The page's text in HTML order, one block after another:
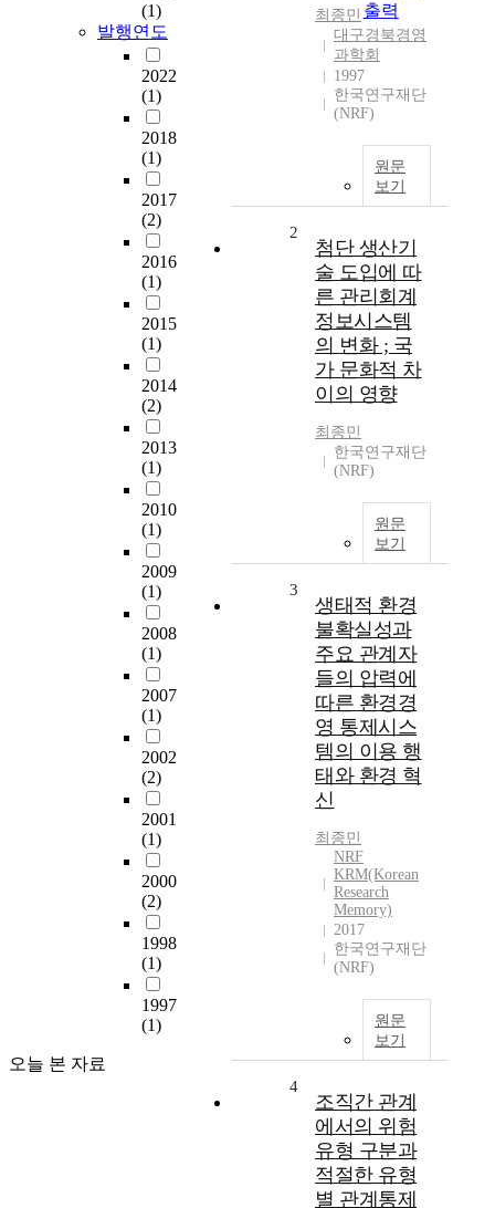
(1)
발행연도
2022
(1)
2018
(1)
2017
(2)
2016
(1)
2015
(1)
2014
(2)
2013
(1)
2010
(1)
2009
(1)
2008
(1)
2007
(1)
2002
(2)
2001
(1)
2000
(2)
1998
(1)
1997
(1)
오늘 본 자료
출력
최종민
대구경북경영
과학회
1997
한국연구재단
(NRF)
원문
보기
2
첨단 생산기
술 도입에 따
른 관리회계
정보시스템
의 변화 ; 국
가 문화적 차
이의 영향
최종민
한국연구재단
(NRF)
원문
보기
3
생태적 환경
불확실성과
주요 관계자
들의 압력에
따른 환경경
영 통제시스
템의 이용 행
태와 환경 혁
신
최종민
NRF
KRM(Korean
Research
Memory)
2017
한국연구재단
(NRF)
원문
보기
4
조직간 관계
에서의 위험
유형 구분과
적절한 유형
별 관계통제